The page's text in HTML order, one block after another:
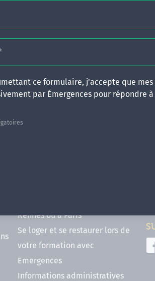
ce formulaire, j'accepte que
par Émergences pour répondre
INFOS PRATIQUES
en hypnose (FIF PL, CPF, DPC)
Rennes ou à Paris
Se loger et se restaurer lors de
votre formation avec
Emergences
Informations administratives